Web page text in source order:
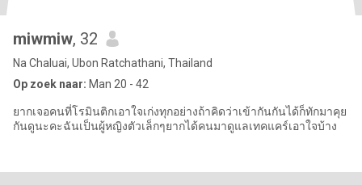
miwmiw, 32
Na Chaluai, Ubon Ratchathani, Thailand
Op zoek naar: Man 20 - 42
ยากเจอคนที่โรมินติกเอาใจเก่งทุกอย่างถ้าคิดว่าเข้ากันกันได้ก็ทักมาคุย
กันดูนะคะฉันเป็นผู้หญิงตัวเล็กๆยากได้คนมาดูแลเทคแคร์เอาใจบ้าง